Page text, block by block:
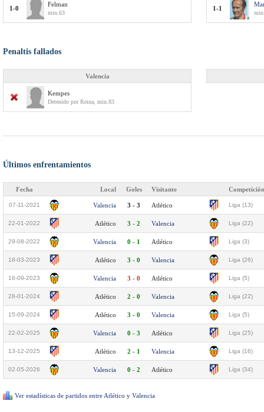
1-0
Felman
min.63
1-1
Penaltis fallados
Valencia
Kempes
Detenido por Reina, min.83
Últimos enfrentamientos
Fecha Local Goles Visitante Competición
07-11-2021 Valencia 3 - 3 Atlético Liga (13)
22-01-2022 Atlético 3 - 2 Valencia Liga (22)
29-08-2022 Valencia 0 - 1 Atlético Liga (3)
18-03-2023 Atlético 3 - 0 Valencia Liga (26)
16-09-2023 Valencia 3 - 0 Atlético Liga (5)
28-01-2024 Atlético 2 - 0 Valencia Liga (22)
15-09-2024 Atlético 3 - 0 Valencia Liga (5)
22-02-2025 Valencia 0 - 3 Atlético Liga (25)
13-12-2025 Atlético 2 - 1 Valencia Liga (16)
02-05-2026 Valencia 0 - 2 Atlético Liga (34)
Ver estadísticas de partidos entre Atlético y Valencia